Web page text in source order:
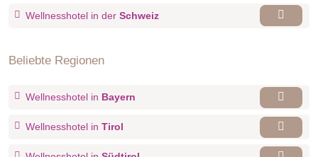
Wellnesshotel in der Schweiz
Beliebte Regionen
Wellnesshotel in Bayern
Wellnesshotel in Tirol